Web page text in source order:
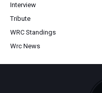
Interview
Tribute
WRC Standings
Wrc News